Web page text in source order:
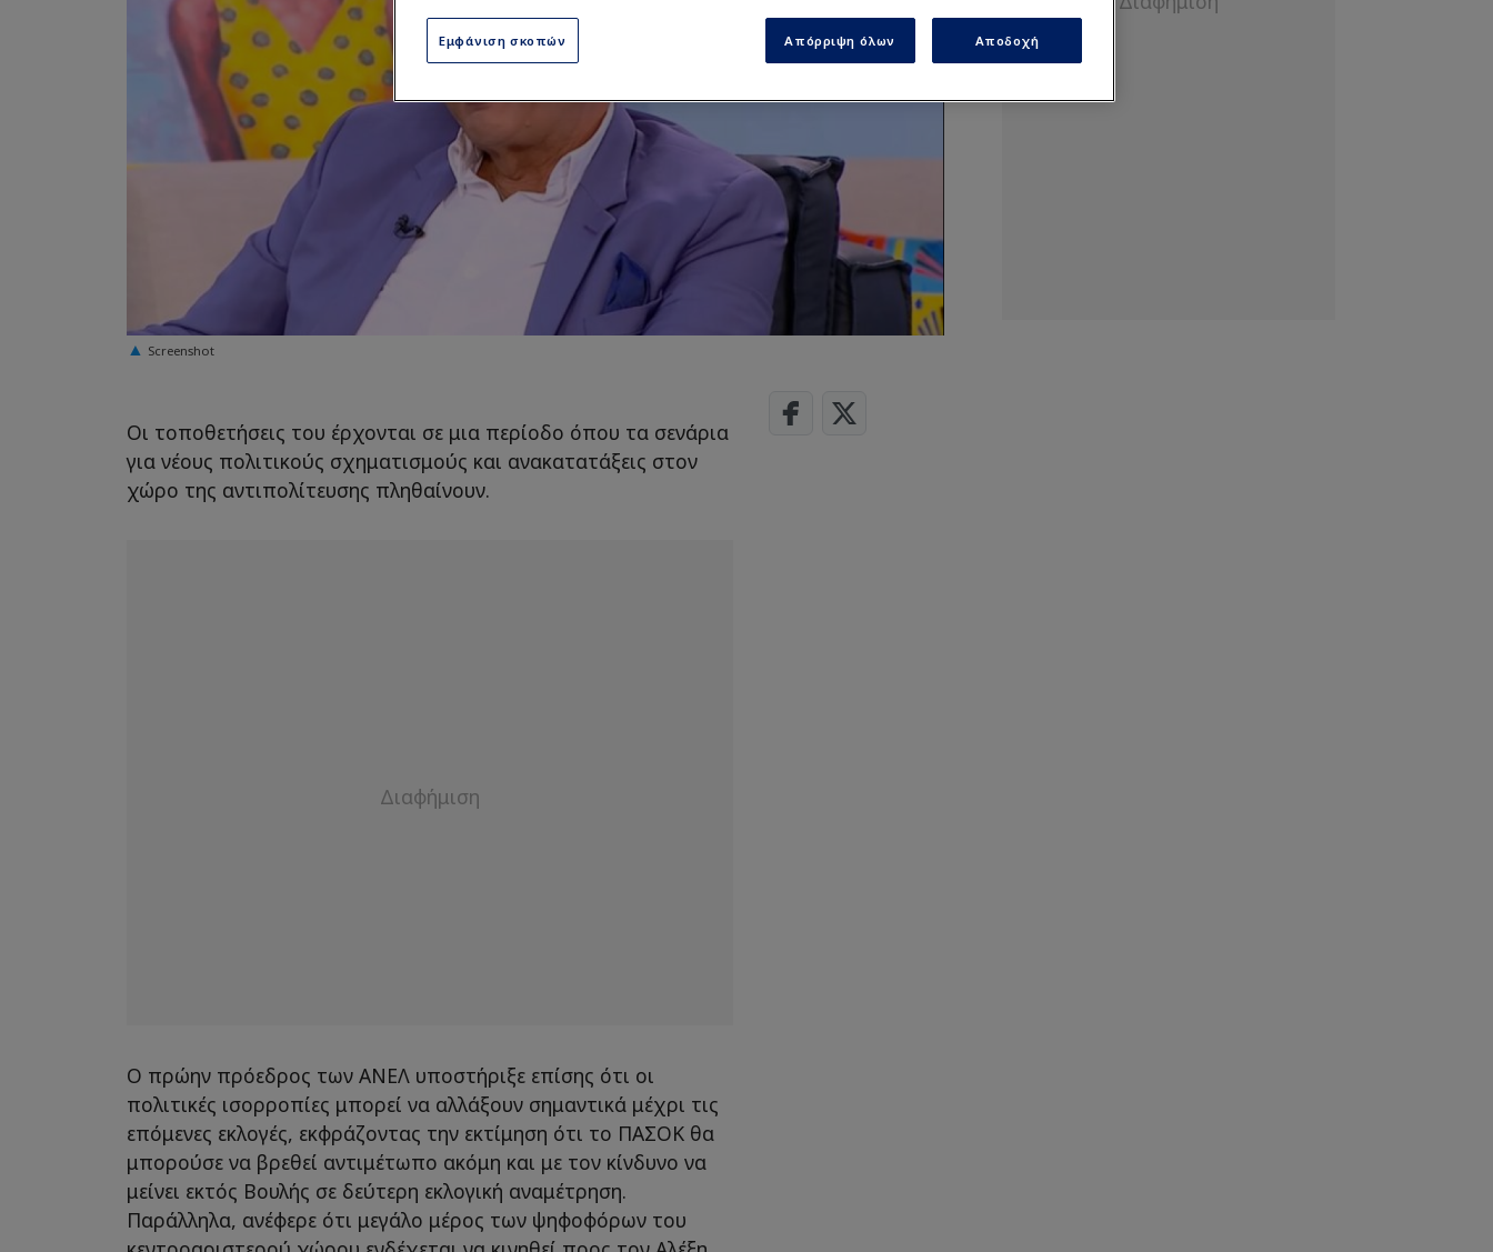
Screenshot
Οι τοποθετήσεις του έρχονται σε μια περίοδο όπου τα σενάρια
για νέους πολιτικούς σχηματισμούς και ανακατατάξεις στον
χώρο της αντιπολίτευσης πληθαίνουν.
Ο πρώην πρόεδρος των ΑΝΕΛ υποστήριξε επίσης ότι οι
πολιτικές ισορροπίες μπορεί να αλλάξουν σημαντικά μέχρι τις
επόμενες εκλογές, εκφράζοντας την εκτίμηση ότι το ΠΑΣΟΚ θα
μπορούσε να βρεθεί αντιμέτωπο ακόμη και με τον κίνδυνο να
μείνει εκτός Βουλής σε δεύτερη εκλογική αναμέτρηση.
Παράλληλα, ανέφερε ότι μεγάλο μέρος των ψηφοφόρων του
Εμφάνιση σκοπών Απόρριψη όλων Αποδοχή